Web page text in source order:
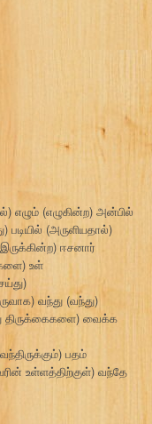
எழும் (எழுகின்ற) அன்பில்
(அருளியதால்)
ஈசனார்
உள்
வந்து (வந்து)
திருக்கைகளை) வைக்க
பதம்
உள்ளத்திற்குள்) வந்தே